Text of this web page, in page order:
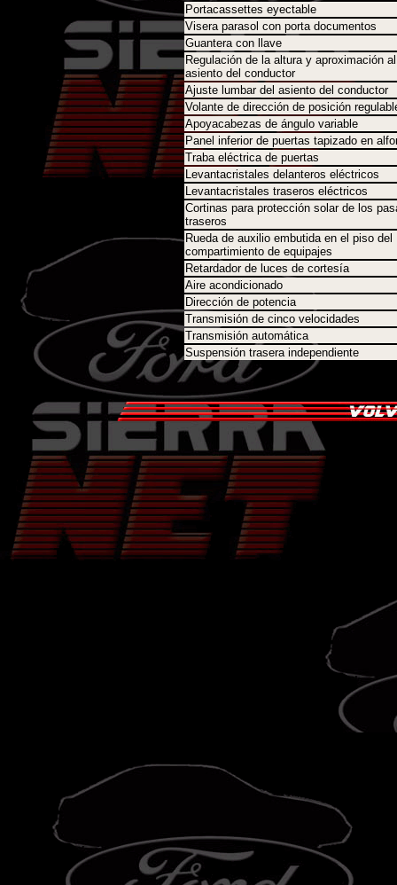
Portacassettes eyectable
Visera parasol con porta documentos
Guantera con llave
Regulación de la altura y aproximación
asiento del conductor
Ajuste lumbar del asiento del conductor
Volante de dirección de posición
Apoyacabezas de ángulo variable
Panel inferior de puertas tapizado en
Traba eléctrica de puertas
Levantacristales delanteros eléctricos
Levantacristales traseros eléctricos
Cortinas para protección solar de los
traseros
Rueda de auxilio embutida en el piso del
compartimiento de equipajes
Retardador de luces de cortesía
Aire acondicionado
Dirección de potencia
Transmisión de cinco velocidades
Transmisión automática
Suspensión trasera independiente